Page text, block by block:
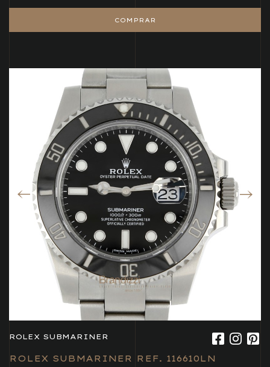
COMPRAR
ROLEX SUBMARINER
ROLEX SUBMARINER REF. 116610LN